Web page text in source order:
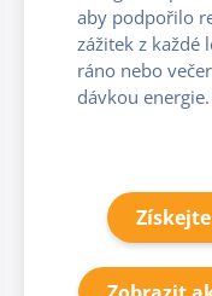
aby podpořilo
zážitek z každé
ráno nebo
dávkou energie.